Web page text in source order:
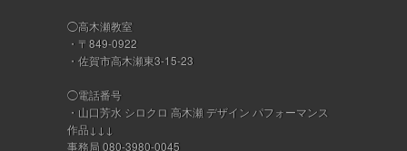
◯高木瀬教室
・〒849-0922
・佐賀市高木瀬東3-15-23
◯電話番号
・山口芳水 シロクロ 高木瀬 デザイン パフォーマンス
作品↓↓↓
事務局 080-3980-0045